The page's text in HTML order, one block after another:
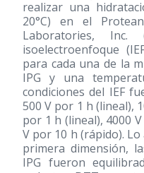
realizar una
20°C) en el
Laboratories, Inc.
isoelectroenfoque
para cada una de la
IPG y una
condiciones del IEF
500 V por 1 h (lineal),
por 1 h (lineal), 4000
V por 10 h (rápido).
primera dimensión,
IPG fueron